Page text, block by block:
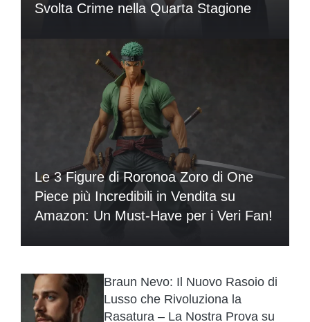
Svolta Crime nella Quarta Stagione
Le 3 Figure di Roronoa Zoro di One
Piece più Incredibili in Vendita su
Amazon: Un Must-Have per i Veri Fan!
Braun Nevo: Il Nuovo Rasoio di
Lusso che Rivoluziona la
Rasatura – La Nostra Prova su